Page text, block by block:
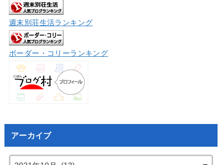
週末別荘生活ランキング
ボーダー・コリーランキング
アーカイブ